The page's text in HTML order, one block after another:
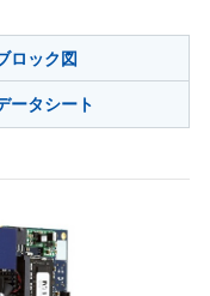
ロック図
ータシート